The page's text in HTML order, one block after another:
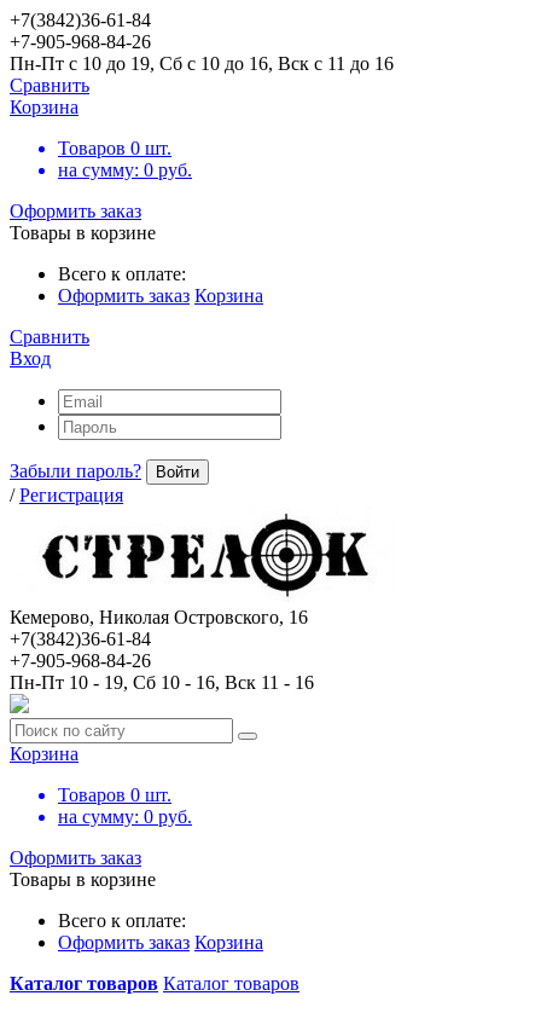
+7(3842)36-61-84
+7-905-968-84-26
Пн-Пт с 10 до 19, Сб с 10 до 16, Вск с 11 до 16
Сравнить
Корзина
Товаров 0 шт.
на сумму: 0 руб.
Оформить заказ
Товары в корзине
Всего к оплате:
Оформить заказ Корзина
Сравнить
Вход
Забыли пароль? Войти
/ Регистрация
Кемерово, Николая Островского, 16
+7(3842)36-61-84
+7-905-968-84-26
Пн-Пт 10 - 19, Сб 10 - 16, Вск 11 - 16
Корзина
Товаров 0 шт.
на сумму: 0 руб.
Оформить заказ
Товары в корзине
Всего к оплате:
Оформить заказ Корзина
Каталог товаров Каталог товаров